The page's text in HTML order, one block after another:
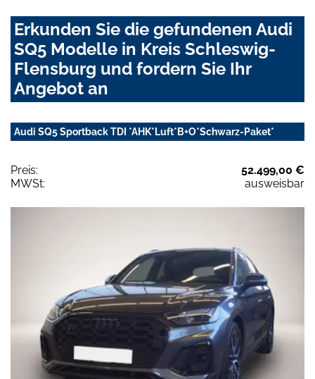
Erkunden Sie die gefundenen Audi
SQ5 Modelle in Kreis Schleswig-
Flensburg und fordern Sie Ihr
Angebot an
Audi SQ5 Sportback TDI *AHK*Luft*B+O*Schwarz-Paket*
Preis:
52.499,00 €
MWSt:
ausweisbar